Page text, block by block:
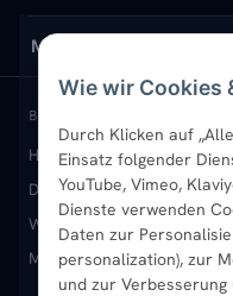
Wie wir Cookies
Durch Klicken auf
Einsatz folgender
YouTube, Vimeo,
Dienste verwenden
Daten zur
personalization), zur
und zur Verbesserung
Design-Heizkörper
Paneelheizkörper
Vertikal-Heizkörper
Heizkörper-Zubehör
Versand & Lieferung
Rückgabe & Widerruf
Garantie &
Montageservice vor Ort
Sendung verfolgen
Wir über uns
Standort & Abholung
B2B-Kunden
Karriere
Ratgeber
MEIN KONTO
Anmelden / Mein Konto
Merkliste
Newsletter
Aktuelle Angebote
BELIEBTE KATEGORIEN
Heizkörper kaufen
Design-Heizkörper
Wandheizkörper
Mischbetrieb-Heizkörper